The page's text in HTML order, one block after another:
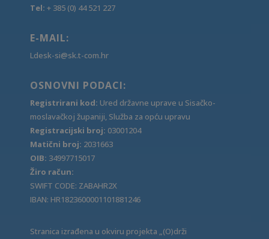
Tel: + 385 (0) 44 521 227
E-MAIL:
Ldesk-si@sk.t-com.hr
OSNOVNI PODACI:
Registrirani kod: Ured državne uprave u Sisačko-
moslavačkoj županiji, Služba za opću upravu
Registracijski broj: 03001204
Matični broj: 2031663
OIB: 34997715017
Žiro račun:
SWIFT CODE: ZABAHR2X
IBAN: HR1823600001101881246
Stranica izrađena u okviru projekta „(O)drži